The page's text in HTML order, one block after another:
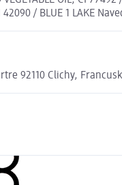
CI 42090 / BLUE 1
92110 Clichy,